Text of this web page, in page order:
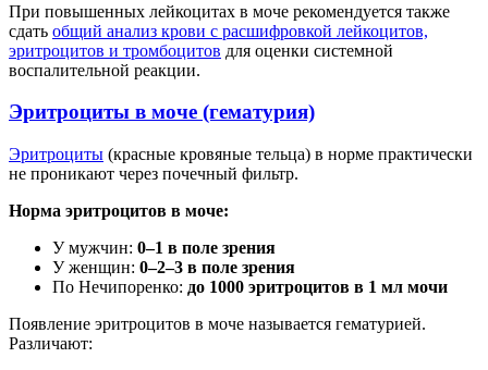
При повышенных лейкоцитах в моче рекомендуется также
сдать общий анализ крови с расшифровкой лейкоцитов,
эритроцитов и тромбоцитов для оценки системной
воспалительной реакции.
Эритроциты в моче (гематурия)
Эритроциты (красные кровяные тельца) в норме практически
не проникают через почечный фильтр.
Норма эритроцитов в моче:
У мужчин: 0–1 в поле зрения
У женщин: 0–2–3 в поле зрения
По Нечипоренко: до 1000 эритроцитов в 1 мл мочи
Появление эритроцитов в моче называется гематурией.
Различают: